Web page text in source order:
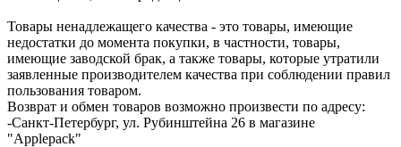
Товары ненадлежащего качества - это товары, имеющие
недостатки до момента покупки, в частности, товары,
имеющие заводской брак, а также товары, которые утратили
заявленные производителем качества при соблюдении правил
пользования товаром.
Возврат и обмен товаров возможно произвести по адресу:
-Санкт-Петербург, ул. Рубинштейна 26 в магазине
"Applepack"